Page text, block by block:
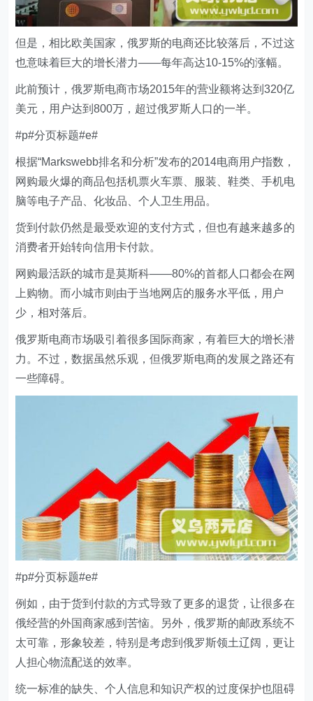
但是，相比欧美国家，俄罗斯的电商还比较落后，不过这
也意味着巨大的增长潜力——每年高达10-15%的涨幅。
此前预计，俄罗斯电商市场2015年的营业额将达到320亿
美元，用户达到800万，超过俄罗斯人口的一半。
#p#分页标题#e#
根据“Markswebb排名和分析”发布的2014电商用户指数，
网购最火爆的商品包括机票火车票、服装、鞋类、手机电
脑等电子产品、化妆品、个人卫生用品。
货到付款仍然是最受欢迎的支付方式，但也有越来越多的
消费者开始转向信用卡付款。
网购最活跃的城市是莫斯科——80%的首都人口都会在网
上购物。而小城市则由于当地网店的服务水平低，用户
少，相对落后。
俄罗斯电商市场吸引着很多国际商家，有着巨大的增长潜
力。不过，数据虽然乐观，但俄罗斯电商的发展之路还有
一些障碍。
#p#分页标题#e#
例如，由于货到付款的方式导致了更多的退货，让很多在
俄经营的外国商家感到苦恼。另外，俄罗斯的邮政系统不
太可靠，形象较差，特别是考虑到俄罗斯领土辽阔，更让
人担心物流配送的效率。
统一标准的缺失、个人信息和知识产权的过度保护也阻碍